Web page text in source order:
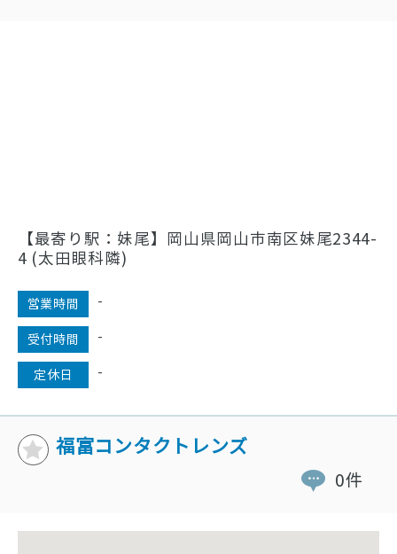
【最寄り駅：妹尾】岡山県岡山市南区妹尾2344-
4 (太田眼科隣)
営業時間 -
受付時間 -
定休日 -
福富コンタクトレンズ
0件